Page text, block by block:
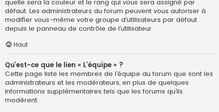
quelle sera la couleur et le rang qui vous sera assigné par
défaut. Les administrateurs du forum peuvent vous autoriser à
modifier vous-même votre groupe d’utilisateurs par défaut
depuis le panneau de contrôle de l’utilisateur.
Haut
Qu’est-ce que le lien « L’équipe » ?
Cette page liste les membres de l’équipe du forum que sont les
administrateurs et les modérateurs, en plus de quelques
informations supplémentaires tels que les forums qu’ils
modèrent.